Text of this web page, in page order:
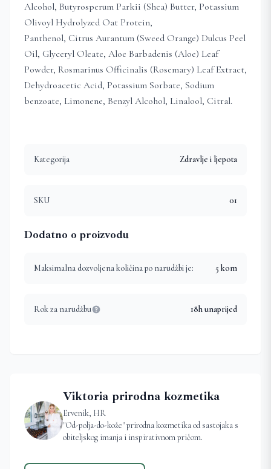
Alcohol, Butyrosperum Parkii (Shea) Butter, Potassium
Olivoyl Hydrolyzed Oat Protein,
Panthenol, Citrus Aurantum (Sweed Orange) Dulcus Peel
Oil, Glyceryl Oleate, Aloe Barbadenis (Aloe) Leaf
Powder, Rosmarinus Officinalis (Rosemary) Leaf Extract,
Dehydroacetic Acid, Potassium Sorbate, Sodium
benzoate, Limonene, Benzyl Alcohol, Linalool, Citral.
Kategorija Zdravlje i ljepota
SKU 01
Dodatno o proizvodu
Maksimalna dozvoljena količina po narudžbi je: 5 kom
Rok za narudžbu 18h unaprijed
Viktoria prirodna kozmetika
Ervenik, HR
"Od-polja-do-kože" prirodna kozmetika od sastojaka s
obiteljskog imanja i inspirativnom pričom.